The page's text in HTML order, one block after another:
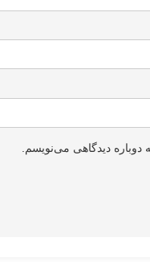
دوباره دیدگاهی می‌نویسم.